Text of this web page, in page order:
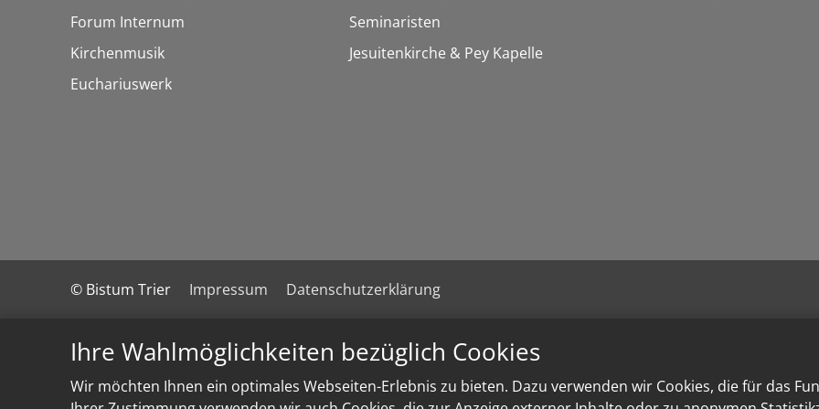
Ihre Wahlmöglichkeiten bezüglich Cookies
Wir möchten Ihnen ein optimales Webseiten-Erlebnis zu bieten. Dazu verwenden wir Cookies, die für das
Forum Internum
Kirchenmusik
Euchariuswerk
Seminaristen
Jesuitenkirche & Pey Kapelle
© Bistum Trier Impressum Datenschutzerklärung